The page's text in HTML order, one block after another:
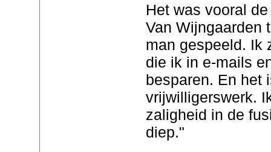
Het was vooral
Van Wijngaarden
man gespeeld. Ik
die ik in e-mails
besparen. En het
vrijwilligerswerk.
zaligheid in de
diep."